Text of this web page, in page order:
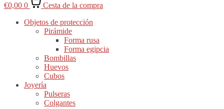
€0,00 0
Cesta de la compra
Objetos de protección
Pirámide
Forma rusa
Forma egipcia
Bombillas
Huevos
Cubos
Joyería
Pulseras
Colgantes